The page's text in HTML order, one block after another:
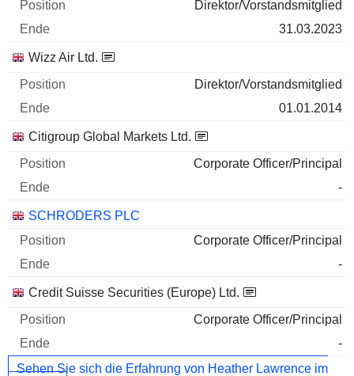
Direktor/Vorstandsmitglied
31.03.2023
Wizz Air Ltd.
Direktor/Vorstandsmitglied
01.01.2014
Citigroup Global Markets Ltd.
Corporate Officer/Principal
-
SCHRODERS PLC
Corporate Officer/Principal
-
Credit Suisse Securities (Europe) Ltd.
Corporate Officer/Principal
-
Sehen Sie sich die Erfahrung von Heather Lawrence im